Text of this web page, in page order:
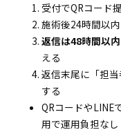
受付でQRコード
施術後24時間以
返信は48時間以内
える
返信末尾に「担
する
QRコードやLINE
用で運用負担なし